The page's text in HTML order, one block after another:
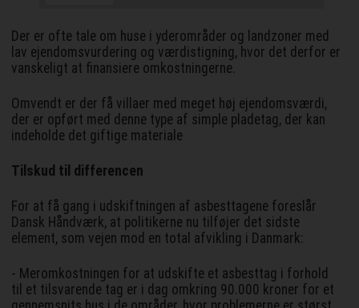
Der er ofte tale om huse i yderområder og landzoner med
lav ejendomsvurdering og værdistigning, hvor det derfor er
vanskeligt at finansiere omkostningerne.
Omvendt er der få villaer med meget høj ejendomsværdi,
der er opført med denne type af simple pladetag, der kan
indeholde det giftige materiale
Tilskud til differencen
For at få gang i udskiftningen af asbesttagene foreslår
Dansk Håndværk, at politikerne nu tilføjer det sidste
element, som vejen mod en total afvikling i Danmark:
- Meromkostningen for at udskifte et asbesttag i forhold
til et tilsvarende tag er i dag omkring 90.000 kroner for et